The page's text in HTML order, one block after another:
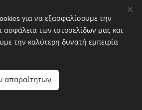
wp-site/2020/04/18/i-athina-
για να εξασφαλίσουμε την
ασφάλεια των ιστοσελίδων μας και
την καλύτερη δυνατή εμπειρία
απαραίτητων